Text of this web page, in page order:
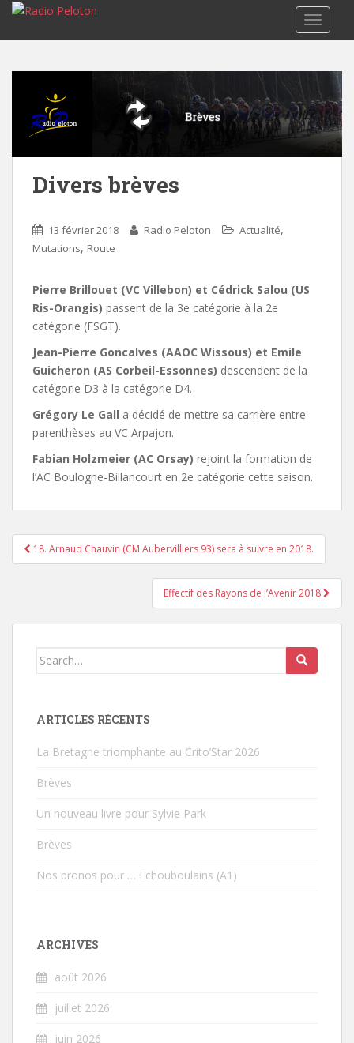
Divers brèves
13 février 2018 Radio Peloton Actualité,
Mutations, Route
Pierre Brillouet (VC Villebon) et Cédrick Salou (US
Ris-Orangis) passent de la 3e catégorie à la 2e
catégorie (FSGT).
Jean-Pierre Goncalves (AAOC Wissous) et Emile
Guicheron (AS Corbeil-Essonnes) descendent de la
catégorie D3 à la catégorie D4.
Grégory Le Gall a décidé de mettre sa carrière entre
parenthèses au VC Arpajon.
Fabian Holzmeier (AC Orsay) rejoint la formation de
l’AC Boulogne-Billancourt en 2e catégorie cette saison.
Pagination d'article
18. Arnaud Chauvin (CM Aubervilliers 93) sera à suivre en 2018.
Effectif des Rayons de l’Avenir 2018
Search for:
ARTICLES RÉCENTS
La Bretagne triomphante au Crito’Star 2026
Brèves
Un nouveau livre pour Sylvie Park
Brèves
Nos pronos pour … Echouboulains (A1)
ARCHIVES
août 2026
juillet 2026
juin 2026